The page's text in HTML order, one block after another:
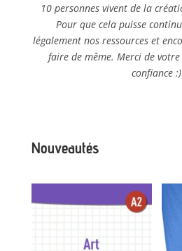
10 personnes vivent de la
Pour que cela puisse
légalement nos ressources et
faire de même. Merci de
confiance :)
Nouveautés